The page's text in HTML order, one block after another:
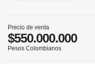
Precio de venta
$550.000.000
Pesos Colombianos